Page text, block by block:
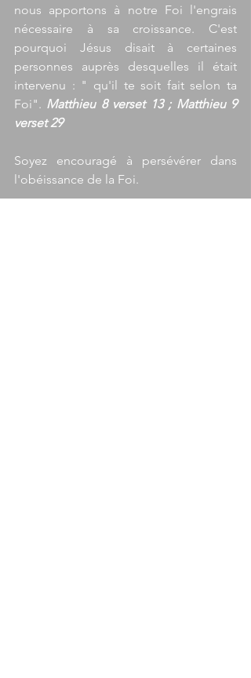
nous apportons à notre Foi l'engrais
nécessaire à sa croissance. C'est
pourquoi Jésus disait à certaines
personnes auprès desquelles il était
intervenu : " qu'il te soit fait selon ta
Foi". Matthieu 8 verset 13 ; Matthieu 9
verset 29
Soyez encouragé à persévérer dans
l'obéissance de la Foi.